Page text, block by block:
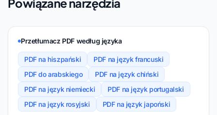
Powiązane narzędzia
Przetłumacz PDF według języka
PDF na hiszpański
PDF na język francuski
PDF do arabskiego
PDF na język chiński
PDF na język niemiecki
PDF na język portugalski
PDF na język rosyjski
PDF na język japoński